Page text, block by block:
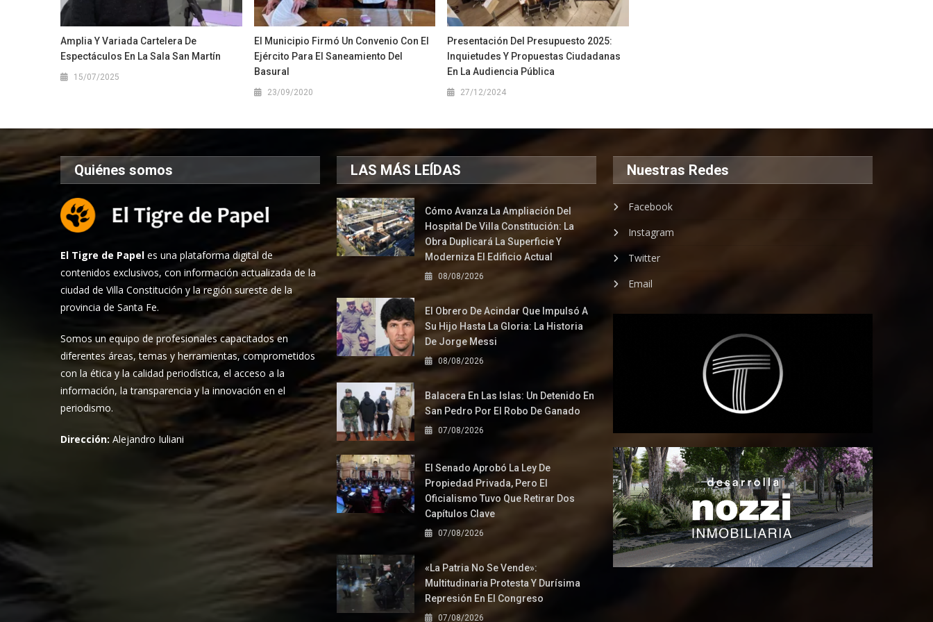
Amplia Y Variada Cartelera De
Espectáculos En La Sala San Martín
15/07/2025
El Municipio Firmó Un Convenio Con El
Ejército Para El Saneamiento Del
Basural
23/09/2020
Presentación Del Presupuesto 2025:
Inquietudes Y Propuestas Ciudadanas
En La Audiencia Pública
27/12/2024
Quiénes somos
El Tigre de Papel es una plataforma digital de
contenidos exclusivos, con información actualizada de la
ciudad de Villa Constitución y la región sureste de la
provincia de Santa Fe.
Somos un equipo de profesionales capacitados en
diferentes áreas, temas y herramientas, comprometidos
con la ética y la calidad periodística, el acceso a la
información, la transparencia y la innovación en el
periodismo.
Dirección:Alejandro Iuliani
LAS MÁS LEÍDAS
Cómo Avanza La Ampliación Del
Hospital De Villa Constitución: La
Obra Duplicará La Superficie Y
Moderniza El Edificio Actual
08/08/2026
El Obrero De Acindar Que Impulsó A
Su Hijo Hasta La Gloria: La Historia
De Jorge Messi
08/08/2026
Balacera En Las Islas: Un Detenido En
San Pedro Por El Robo De Ganado
07/08/2026
El Senado Aprobó La Ley De
Propiedad Privada, Pero El
Oficialismo Tuvo Que Retirar Dos
Capítulos Clave
07/08/2026
«La Patria No Se Vende»:
Multitudinaria Protesta Y Durísima
Represión En El Congreso
07/08/2026
Nuestras Redes
Facebook
Instagram
Twitter
Email